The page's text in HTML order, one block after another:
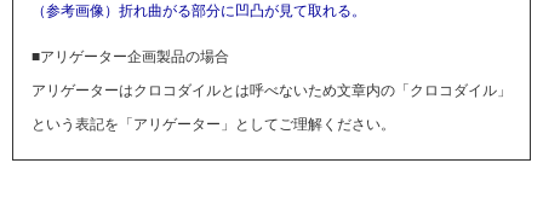
（参考画像）折れ曲がる部分に凹凸が見て取れる。
■アリゲーター企画製品の場合
アリゲーターはクロコダイルとは呼べないため文章内の「クロコダイル」
という表記を「アリゲーター」としてご理解ください。